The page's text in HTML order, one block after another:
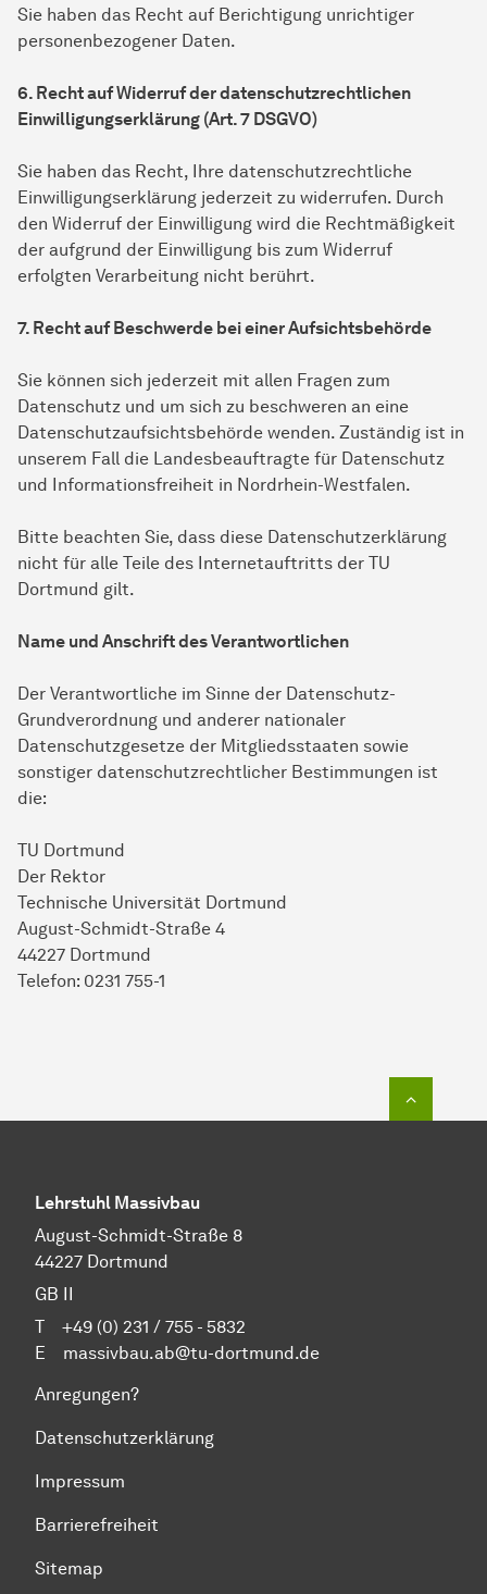
Sie haben das Recht auf Berichtigung unrichtiger
personenbezogener Daten.
6. Recht auf Widerruf der datenschutzrechtlichen
Einwilligungserklärung (Art. 7 DSGVO)
Sie haben das Recht, Ihre datenschutzrechtliche
Einwilligungserklärung jederzeit zu widerrufen. Durch
den Widerruf der Einwilligung wird die Rechtmäßigkeit
der aufgrund der Einwilligung bis zum Widerruf
erfolgten Verarbeitung nicht berührt.
7. Recht auf Beschwerde bei einer Aufsichtsbehörde
Sie können sich jederzeit mit allen Fragen zum
Datenschutz und um sich zu beschweren an eine
Datenschutzaufsichtsbehörde wenden. Zuständig ist in
unserem Fall die Landesbeauftragte für Datenschutz
und Informationsfreiheit in Nordrhein-Westfalen.
Bitte beachten Sie, dass diese Datenschutzerklärung
nicht für alle Teile des Internetauftritts der TU
Dortmund gilt.
Name und Anschrift des Verantwortlichen
Der Verantwortliche im Sinne der Datenschutz-
Grundverordnung und anderer nationaler
Datenschutzgesetze der Mitgliedsstaaten sowie
sonstiger datenschutzrechtlicher Bestimmungen ist
die:
TU Dortmund
Der Rektor
Technische Universität Dortmund
August-Schmidt-Straße 4
44227 Dortmund
Telefon: 0231 755-1
Lehrstuhl Massivbau
August-Schmidt-Straße 8
44227 Dortmund
GB II
T +49 (0) 231 / 755 - 5832
E massivbau.ab@tu-dortmund.de
Anregungen?
Datenschutzerklärung
Impressum
Barrierefreiheit
Sitemap